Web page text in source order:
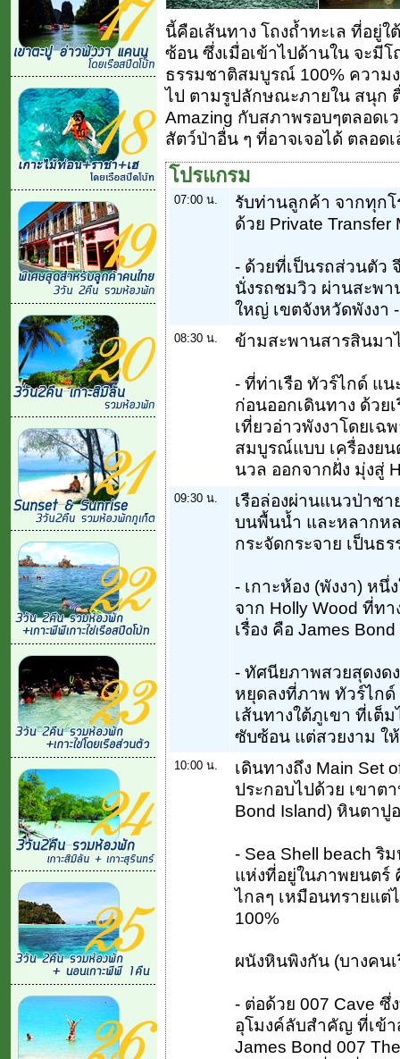
นี้คือเส้นทาง โถงถ้ำทะเล ที่อยู่
ซ้อน ซึ่งเมื่อเข้าไปด้านใน จะมี
ธรรมชาติสมบูรณ์ 100% ความ
ไป ตามรูปลักษณะภายใน สนุก
Amazing กับสภาพรอบๆตลอด
สัตว์ป่าอื่น ๆ ที่อาจเจอได้ ตลอด
โปรแกรม
07:00 น.
รับท่านลูกค้า จากทุกโ
ด้วย Private Transfer
- ด้วยที่เป็นรถส่วนตัว
นั่งรถชมวิว ผ่านสะพ
ใหญ่ เขตจังหวัดพังงา
08:30 น. ข้ามสะพานสารสินมา
- ที่ท่าเรือ ทัวร์ไกด์ แน
ก่อนออกเดินทาง ด้วย
เที่ยวอ่าวพังงาโดยเ
สมบูรณ์แบบ เครื่องย
นวล ออกจากฝั่ง มุ่งสู่
09:30 น.
เรือล่องผ่านแนวป่าชา
บนพื้นน้ำ และหลากหล
กระจัดกระจาย เป็นธ
- เกาะห้อง (พังงา) ห
จาก Holly Wood ที่ท
เรื่อง คือ James
- ทัศนียภาพสวยสุดงด
หยุดลงที่ภาพ ทัวร์ไก
เส้นทางใต้ภูเขา ที่เต็
ซับซ้อน แต่สวยงาม ใ
10:00 น.
เดินทางถึง Main Set
ประกอบไปด้วย เขาต
Bond Island) หินตาปู
- Sea Shell beach ริ
แห่งที่อยู่ในภาพยนตร์
ไกลๆ เหมือนทรายแต่
100%
ผนังหินพิงกัน (บางคน
- ต่อด้วย 007 Cave ซึ่
อุโมงค์ลับสำคัญ ที่เข้
James Bond 007